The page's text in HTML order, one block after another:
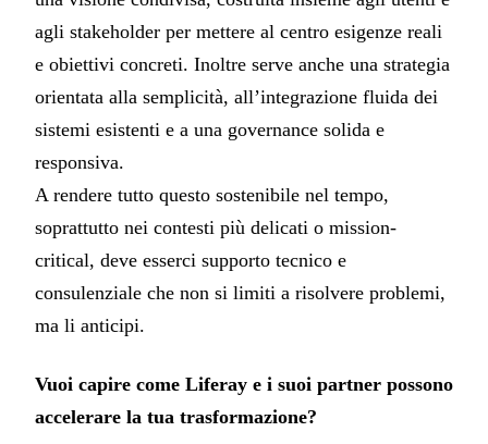
agli stakeholder per mettere al centro esigenze reali
e obiettivi concreti. Inoltre serve anche una strategia
orientata alla semplicità, all’integrazione fluida dei
sistemi esistenti e a una governance solida e
responsiva.
A rendere tutto questo sostenibile nel tempo,
soprattutto nei contesti più delicati o mission-
critical, deve esserci supporto tecnico e
consulenziale che non si limiti a risolvere problemi,
ma li anticipi.
Vuoi capire come Liferay e i suoi partner possono
accelerare la tua trasformazione?